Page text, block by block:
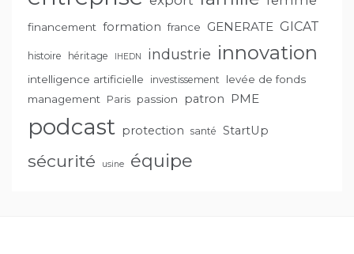
financement formation france GENERATE GICAT
histoire héritage IHEDN industrie innovation
intelligence artificielle investissement
levée de fonds
management
Paris passion patron PME
podcast protection santé StartUp
sécurité usine équipe